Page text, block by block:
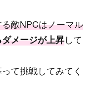
敵NPCはノーマル
メージが上昇して
て挑戦してみてく